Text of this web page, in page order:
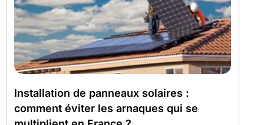
Installation de panneaux solaires :
comment éviter les arnaques qui se